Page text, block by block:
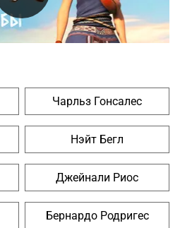
Чарльз Гонсалес
Нэйт Бегл
Джейнали Риос
Бернардо Родригес